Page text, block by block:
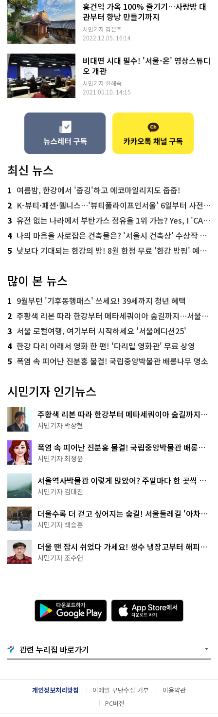
홍건익 가옥 100% 즐기기…사랑방 대
관부터 향낭 만들기까지
시민기자 김은주
2022.12.05. 16:14
비대면 시대 필수! '서울-온' 영상스튜디
오 개관
시민기자 윤혜숙
2021.05.10. 14:15
최신 뉴스
1 여름밤, 한강에서 '줍깅'하고 에코마일리지도 줍줍!
2 K-뷰티·패션·웰니스…'뷰티풀라이프인서울' 6일부터 사전 예약
3 유전 없는 나라에서 부탄가스 점유율 1위 가능? Yes, I 'CAN'
4 나의 마음을 사로잡은 건축물은? '서울시 건축상' 수상작 공개!
5 낮보다 기대되는 한강의 밤! 8월 한정 무료 '한강 밤핑' 예약은?
많이 본 뉴스
1 9월부턴 '기후동행패스' 쓰세요! 39세까지 청년 혜택
2 주황색 리본 따라 한강부터 메타세쿼이아 숲길까지…서울둘레길 15코스
3 서울 로컬여행, 여기부터 시작하세요 '서울에디션25'
4 한강 다리 아래서 영화 한 편! '다리밑 영화관' 무료 상영
5 폭염 속 피어난 진분홍 물결! 국립중앙박물관 배롱나무 명소
시민기자 인기뉴스
주황색 리본 따라 한강부터 메타세쿼이아 숲길까지…
서울둘레길 15코스
시민기자 박상현
폭염 속 피어난 진분홍 물결! 국립중앙박물관 배롱나
무 명소
시민기자 최정윤
서울역사박물관 이렇게 많았어? 주말마다 한 곳씩 떠
나는 역사 산책
시민기자 김대진
더울수록 더 걷고 싶어지는 숲길! 서울둘레길 '아차산
코스'
시민기자 백승훈
더울 땐 잠시 쉬었다 가세요! 생수 냉장고부터 해피소
·무더위쉼터까지
시민기자 조수연
다
운
로
기
G
o
g
l
e
A
p
p
e
서
다
운
관련 누리집 바로가기
개인정보처리방침 이메일 무단수집 거부
이용약관
PC버전